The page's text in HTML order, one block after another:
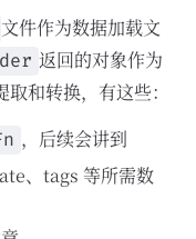
文件作为数据加载文
返回的对象作为
和转换，有这些：
，后续会讲到
、tags 等所需数